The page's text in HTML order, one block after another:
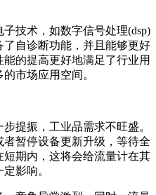
，如数字信号处理(dsp)
自诊断功能，并且能够更好
能的提高更好地满足了行业用
市场应用空间。
，工业品需求不旺盛。
停设备更新升级，等待全
在短期内，这将会给流量计在其
响。